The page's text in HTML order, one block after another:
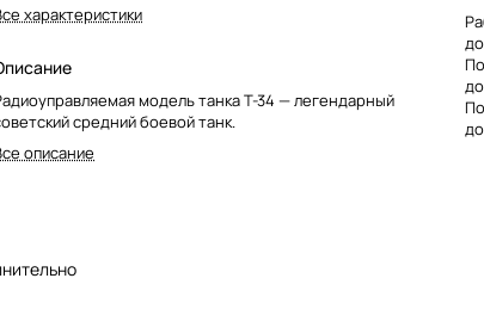
характеристики
модель танка Т-34 — легендарный
средний боевой танк.
описание